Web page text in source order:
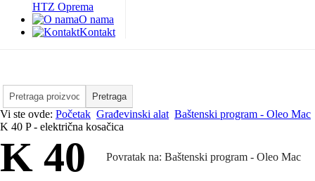
HTZ Oprema
O nama
Kontakt
Vi ste ovde: Početak Građevinski alat Baštenski program - Oleo Mac
K 40 P - električna kosačica
Povratak na: Baštenski program - Oleo Mac
K 40